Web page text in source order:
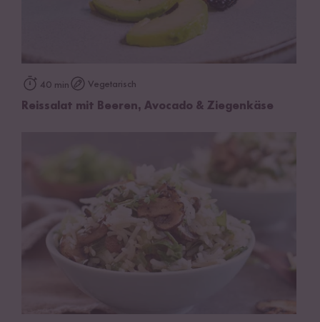
40 min Vegetarisch
Reissalat mit Beeren, Avocado & Ziegenkäse